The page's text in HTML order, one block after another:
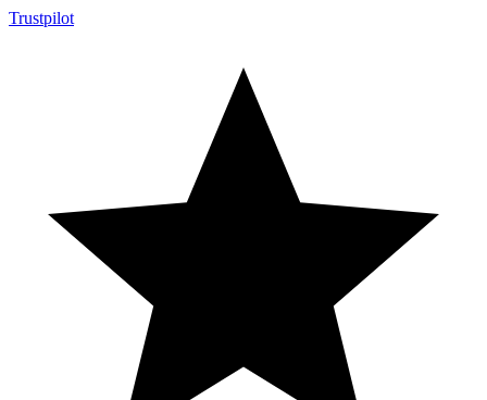
Trustpilot